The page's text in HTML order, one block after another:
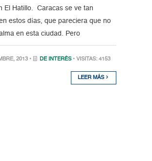
El Hatillo. Caracas se ve tan
estos días, que pareciera que no
en esta ciudad. Pero
2013 • DE INTERÉS • VISITAS: 4153
LEER MÁS